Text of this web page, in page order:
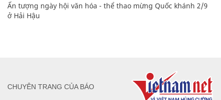
Ấn tượng ngày hội văn hóa - thể thao mừng Quốc khánh 2/9
ở Hải Hậu
CHUYÊN TRANG CỦA BÁO